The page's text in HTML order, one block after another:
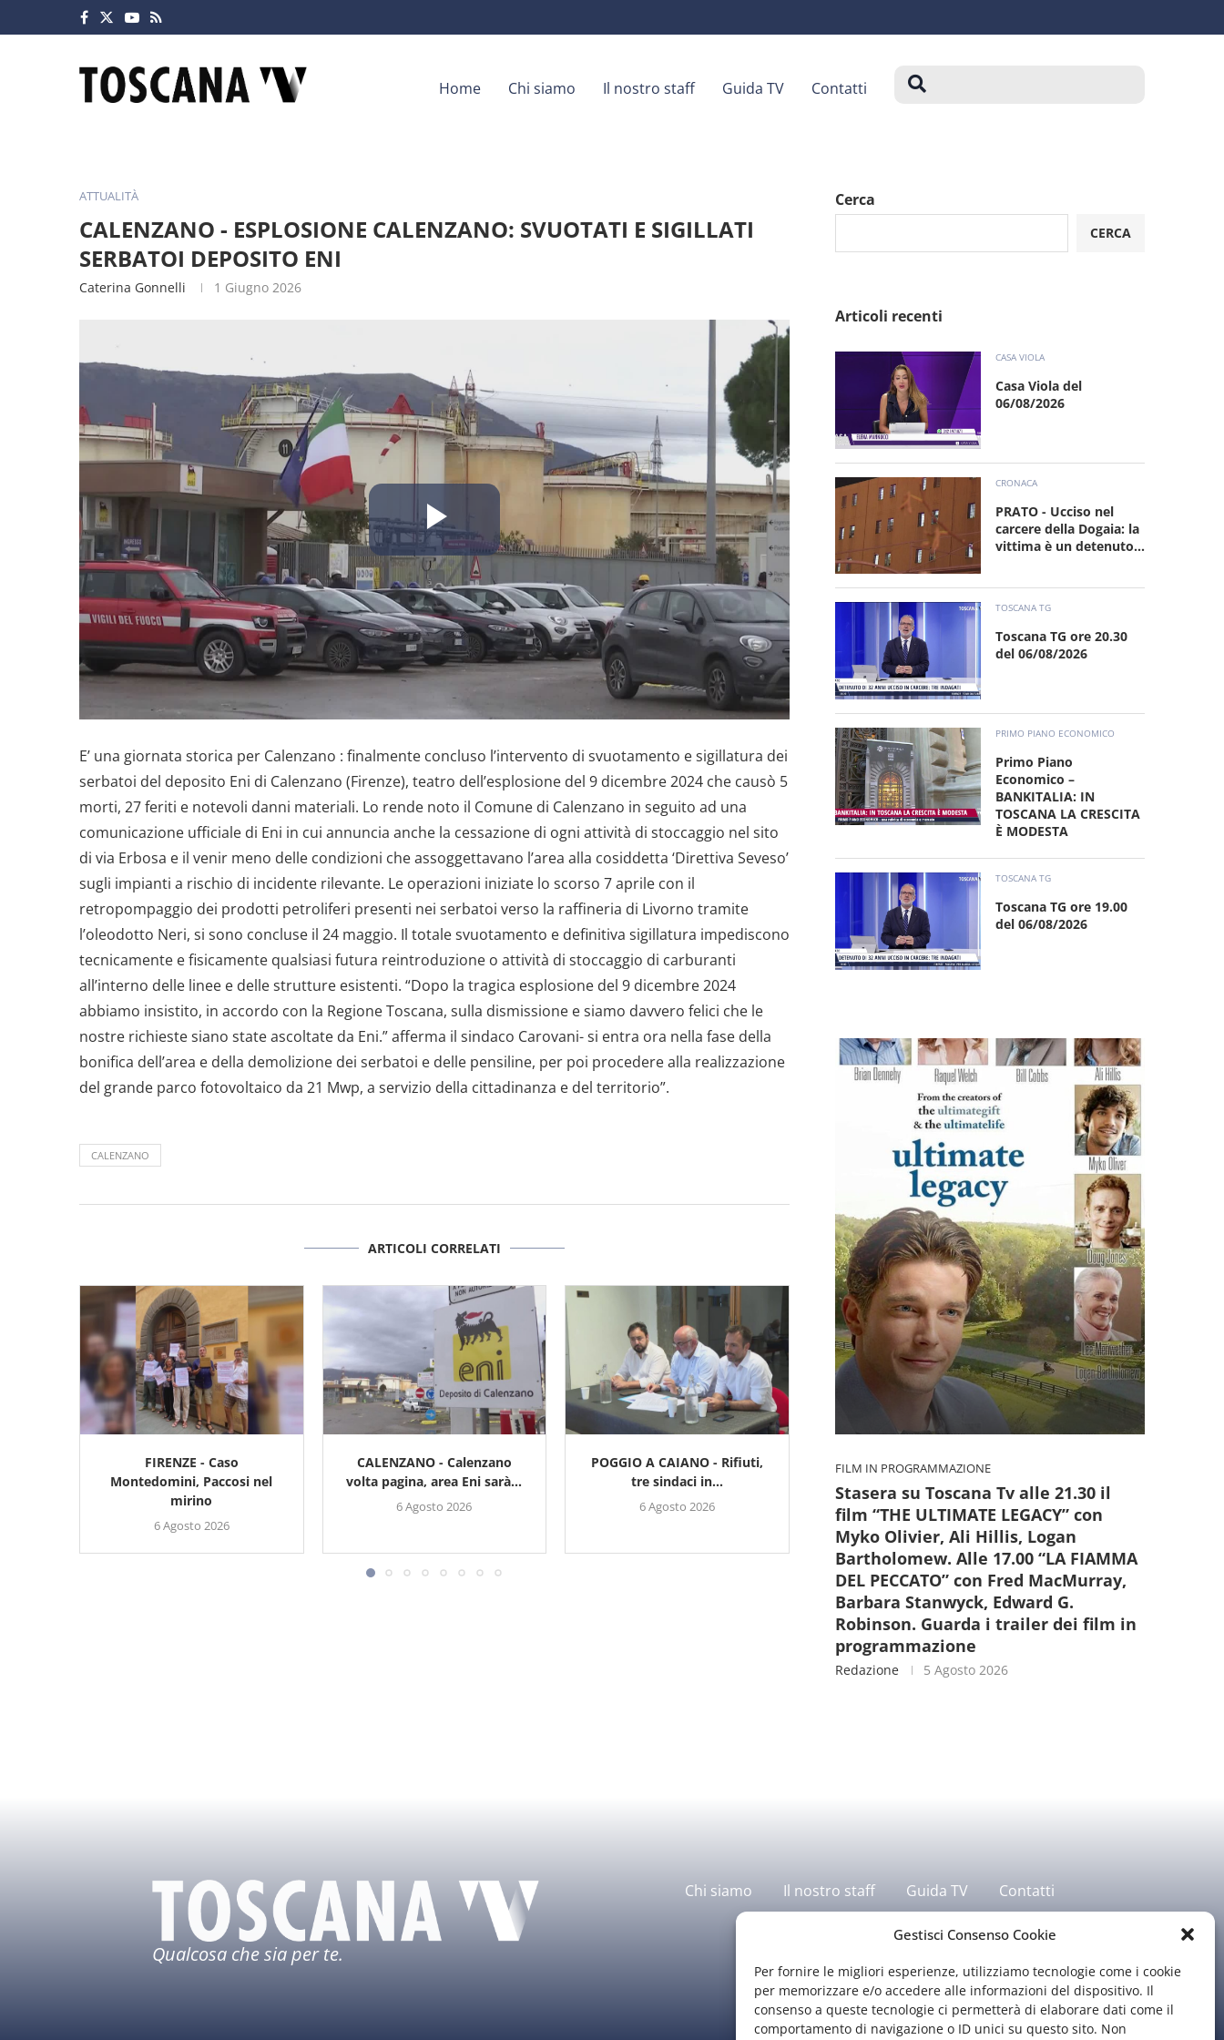
Gestisci Consenso Cookie
Per fornire le migliori esperienze, utilizziamo tecnologie come i cookie
per memorizzare e/o accedere alle informazioni del dispositivo. Il
consenso a queste tecnologie ci permetterà di elaborare dati come il
comportamento di navigazione o ID unici su questo sito. Non
Home Chi siamo Il nostro staff Guida TV Contatti
ATTUALITÀ
CALENZANO - ESPLOSIONE CALENZANO: SVUOTATI E SIGILLATI
SERBATOI DEPOSITO ENI
Caterina Gonnelli 1 Giugno 2026
Riproduci
il
video
E’ una giornata storica per Calenzano : finalmente concluso l’intervento di svuotamento e sigillatura dei
serbatoi del deposito Eni di Calenzano (Firenze), teatro dell’esplosione del 9 dicembre 2024 che causò 5
morti, 27 feriti e notevoli danni materiali. Lo rende noto il Comune di Calenzano in seguito ad una
comunicazione ufficiale di Eni in cui annuncia anche la cessazione di ogni attività di stoccaggio nel sito
di via Erbosa e il venir meno delle condizioni che assoggettavano l’area alla cosiddetta ‘Direttiva Seveso’
sugli impianti a rischio di incidente rilevante. Le operazioni iniziate lo scorso 7 aprile con il
retropompaggio dei prodotti petroliferi presenti nei serbatoi verso la raffineria di Livorno tramite
l’oleodotto Neri, si sono concluse il 24 maggio. Il totale svuotamento e definitiva sigillatura impediscono
tecnicamente e fisicamente qualsiasi futura reintroduzione o attività di stoccaggio di carburanti
all’interno delle linee e delle strutture esistenti. “Dopo la tragica esplosione del 9 dicembre 2024
abbiamo insistito, in accordo con la Regione Toscana, sulla dismissione e siamo davvero felici che le
nostre richieste siano state ascoltate da Eni.” afferma il sindaco Carovani- si entra ora nella fase della
bonifica dell’area e della demolizione dei serbatoi e delle pensiline, per poi procedere alla realizzazione
del grande parco fotovoltaico da 21 Mwp, a servizio della cittadinanza e del territorio”.
CALENZANO
ARTICOLI CORRELATI
FIRENZE - Caso
Montedomini, Paccosi nel
mirino
6 Agosto 2026
CALENZANO - Calenzano
volta pagina, area Eni sarà...
6 Agosto 2026
POGGIO A CAIANO - Rifiuti,
tre sindaci in...
6 Agosto 2026
Toscana - Pedaggio Tir Fipili,
6 Agosto 2026
Cerca
CERCA
Articoli recenti
CASA VIOLA
Casa Viola del
06/08/2026
CRONACA
PRATO - Ucciso nel
carcere della Dogaia: la
vittima è un detenuto...
TOSCANA TG
Toscana TG ore 20.30
del 06/08/2026
PRIMO PIANO ECONOMICO
Primo Piano
Economico –
BANKITALIA: IN
TOSCANA LA CRESCITA
È MODESTA
TOSCANA TG
Toscana TG ore 19.00
del 06/08/2026
FILM IN PROGRAMMAZIONE
Stasera su Toscana Tv alle 21.30 il
film “THE ULTIMATE LEGACY” con
Myko Olivier, Ali Hillis, Logan
Bartholomew. Alle 17.00 “LA FIAMMA
DEL PECCATO” con Fred MacMurray,
Barbara Stanwyck, Edward G.
Robinson. Guarda i trailer dei film in
programmazione
Redazione 5 Agosto 2026
Qualcosa che sia per te.
Chi siamo Il nostro staff Guida TV Contatti